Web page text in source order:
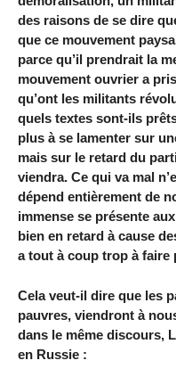
des raisons de se dire
que ce mouvement
parce qu’il prendrait la
mouvement ouvrier a
qu’ont les militants
quels textes sont-ils
plus à se lamenter sur
mais sur le retard du
viendra. Ce qui va mal
dépend entièrement de
immense se présente
bien en retard à cause
a tout à coup trop à
Cela veut-il dire que les
pauvres, viendront à
dans le même discours,
en Russie :